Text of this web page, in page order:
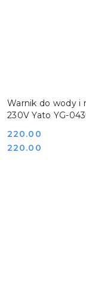
Warnik do wody i
230V Yato YG-
Cena:
220.00
Cena:
220.00